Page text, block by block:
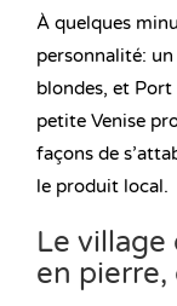
À quelques
personnalité:
blondes, et
petite Venise
façons de
le produit local.
Le village
en pierre,